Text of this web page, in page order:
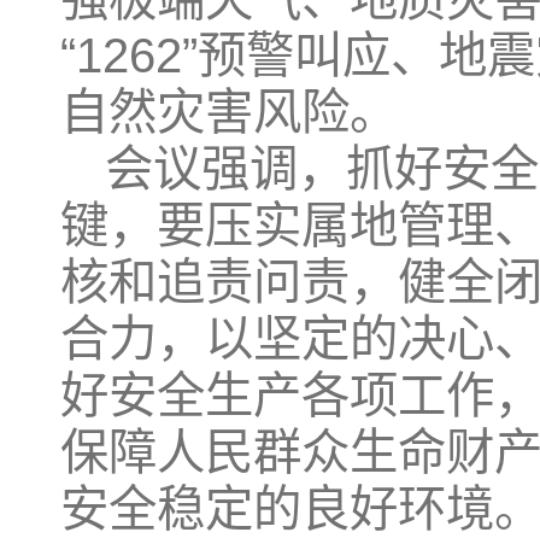
“1262”预警叫应、地
自然灾害风险。
会议强调，抓好安
键，要压实属地管理
核和追责问责，健全
合力，以坚定的决心
好安全生产各项工作
保障人民群众生命财
安全稳定的良好环境